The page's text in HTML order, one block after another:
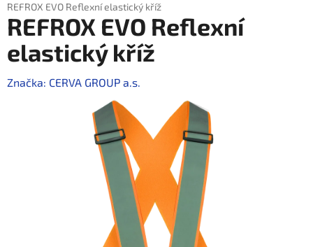
REFROX EVO Reflexní elastický kříž
REFROX EVO Reflexní
elastický kříž
Značka: CERVA GROUP a.s.